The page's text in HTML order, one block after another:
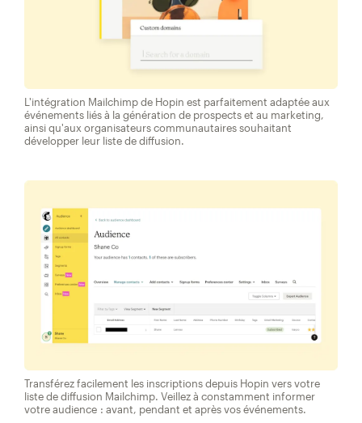
L'intégration Mailchimp de Hopin est parfaitement adaptée aux
événements liés à la génération de prospects et au marketing,
ainsi qu'aux organisateurs communautaires souhaitant
développer leur liste de diffusion.
Transférez facilement les inscriptions depuis Hopin vers votre
liste de diffusion Mailchimp. Veillez à constamment informer
votre audience : avant, pendant et après vos événements.